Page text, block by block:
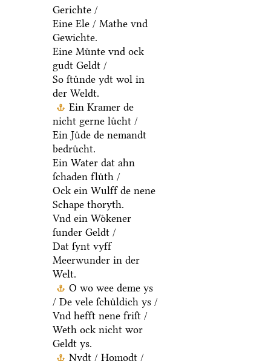
Gerichte /
Eine Ele / Mathe vnd
Gewichte.
Eine Muͤnte vnd ock
gudt Geldt /
So ſtuͤnde ydt wol in
der Weldt.
Ein Kramer de
nicht gerne luͤcht /
Ein Juͤde de nemandt
bedruͤcht.
Ein Water dat ahn
ſchaden fluͤth /
Ock ein Wulff de nene
Schape thoryth.
Vnd ein Woͤkener
ſunder Geldt /
Dat ſynt vyff
Meerwunder in der
Welt.
O wo wee deme ys
/ De vele ſchuͤldich ys /
Vnd hefft nene friſt /
Weth ock nicht wor
Geldt ys.
Nydt / Homodt /